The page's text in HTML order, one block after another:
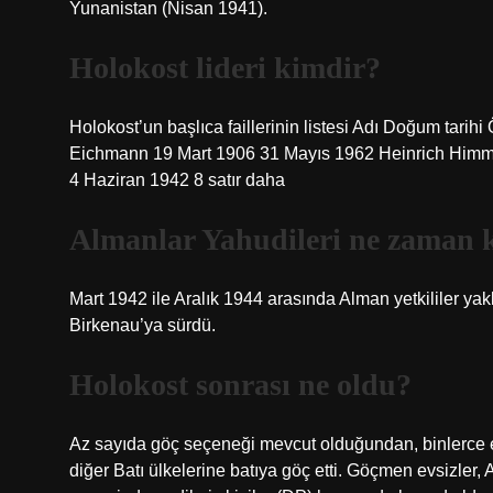
Yunanistan (Nisan 1941).
Holokost lideri kimdir?
Holokost’un başlıca faillerinin listesi Adı Doğum
Eichmann 19 Mart 1906 31 Mayıs 1962 Heinrich
4 Haziran 1942 8 satır daha
Almanlar Yahudileri ne zaman
Mart 1942 ile Aralık 1944 arasında Alman yetkililer
Birkenau’ya sürdü.
Holokost sonrası ne oldu?
Az sayıda göç seçeneği mevcut olduğundan, binlerce
diğer Batı ülkelerine batıya göç etti. Göçmen